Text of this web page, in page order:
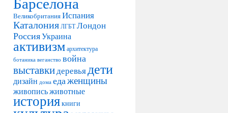
ВеликобританияИспания
Каталония ЛГБТ Лондон
РоссияУкраина
активизм архитектура
ботаника веганство война
выставкидеревьядети
дизайн дома едаженщины
живописьживотные
историякниги